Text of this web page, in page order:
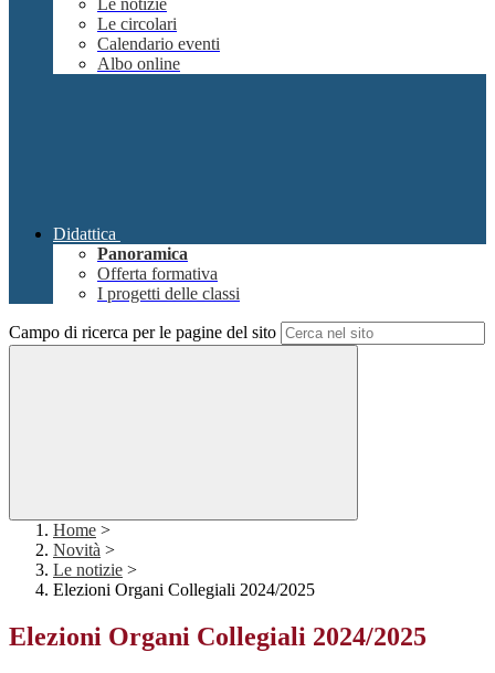
Le notizie
Le circolari
Calendario eventi
Albo online
Didattica
Panoramica
Offerta formativa
I progetti delle classi
Campo di ricerca per le pagine del sito
Home >
Novità >
Le notizie >
Elezioni Organi Collegiali 2024/2025
Elezioni Organi Collegiali 2024/2025